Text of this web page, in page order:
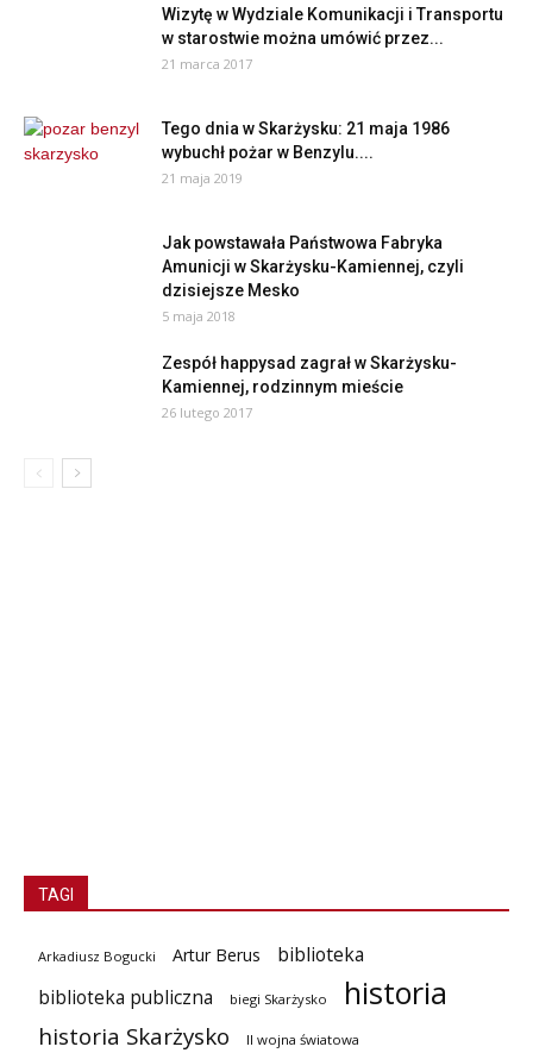
Wizytę w Wydziale Komunikacji i Transportu
w starostwie można umówić przez...
21 marca 2017
Tego dnia w Skarżysku: 21 maja 1986
wybuchł pożar w Benzylu....
21 maja 2019
Jak powstawała Państwowa Fabryka
Amunicji w Skarżysku-Kamiennej, czyli
dzisiejsze Mesko
5 maja 2018
Zespół happysad zagrał w Skarżysku-
Kamiennej, rodzinnym mieście
26 lutego 2017
TAGI
Arkadiusz Bogucki Artur Berus
biblioteka
biblioteka publiczna
biegi Skarżysko historia
historia Skarżysko II wojna światowa